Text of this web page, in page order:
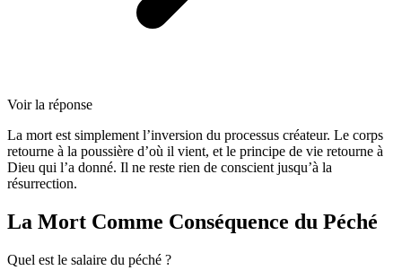
Voir la réponse
La mort est simplement l’inversion du processus créateur. Le corps
retourne à la poussière d’où il vient, et le principe de vie retourne à
Dieu qui l’a donné. Il ne reste rien de conscient jusqu’à la
résurrection.
La Mort Comme Conséquence du Péché
Quel est le salaire du péché ?